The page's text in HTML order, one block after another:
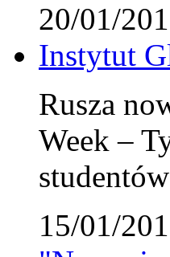
20/01/
Instytut
Rusza
Week –
15/01/